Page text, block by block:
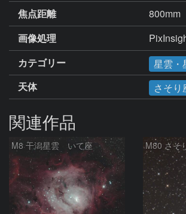
焦点距離
800mm
画像処理
カテゴリー
星雲・
天体
さそり
関連作品
M8 干潟星雲 いて座 M80 さそ